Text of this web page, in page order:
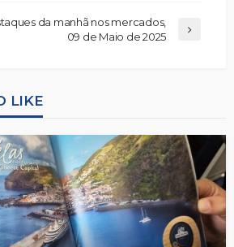
da manhã nos mercados,
09 de Maio de 2025
LIKE